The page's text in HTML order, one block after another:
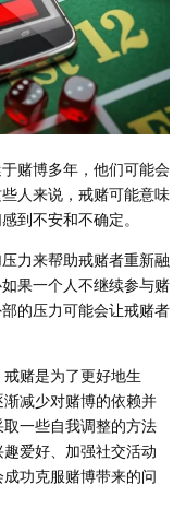
赌博多年，他们可能会
人来说，戒赌可能意味
到不安和不确定。
力来帮助戒赌者重新融
果一个人不继续参与赌
的压力可能会让戒赌者
赌是为了更好地生
减少对赌博的依赖并
一些自我调整的方法
爱好、加强社交活动
功克服赌博带来的问